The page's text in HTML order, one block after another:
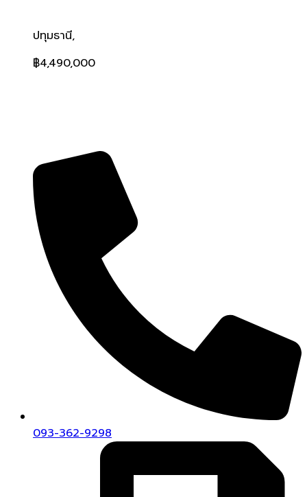
ปทุมธานี,
฿4,490,000
093-362-9298